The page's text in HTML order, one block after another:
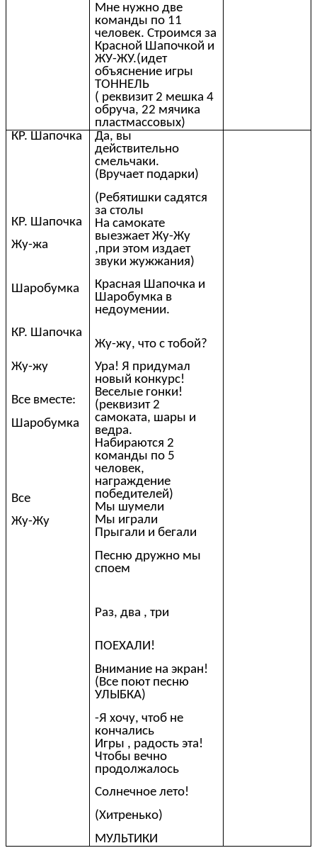
Мне нужно две
команды по 11
человек. Строимся за
Красной Шапочкой и
ЖУ-ЖУ.(идет
объяснение игры
ТОННЕЛЬ
( реквизит 2 мешка 4
обруча, 22 мячика
пластмассовых)
КР. Шапочка
КР. Шапочка
Жу-жа
Шаробумка
КР. Шапочка
Жу-жу
Все вместе:
Шаробумка
Все
Жу-Жу
Да, вы
действительно
смельчаки.
(Вручает подарки)
(Ребятишки садятся
за столы
На самокате
выезжает Жу-Жу
,при этом издает
звуки жужжания)
Красная Шапочка и
Шаробумка в
недоумении.
Жу-жу, что с тобой?
Ура! Я придумал
новый конкурс!
Веселые гонки!
(реквизит 2
самоката, шары и
ведра.
Набираются 2
команды по 5
человек,
награждение
победителей)
Мы шумели
Мы играли
Прыгали и бегали
Песню дружно мы
споем
Раз, два , три
ПОЕХАЛИ!
Внимание на экран!
(Все поют песню
УЛЫБКА)
-Я хочу, чтоб не
кончались
Игры , радость эта!
Чтобы вечно
продолжалось
Солнечное лето!
(Хитренько)
МУЛЬТИКИ